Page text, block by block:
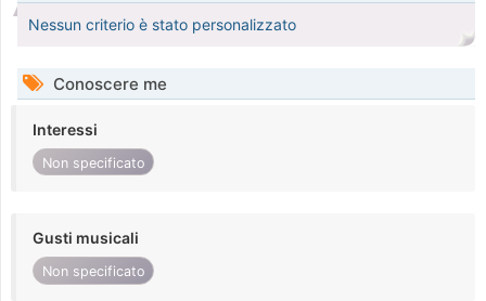
Nessun criterio è stato personalizzato
Conoscere me
Interessi
Non specificato
Gusti musicali
Non specificato